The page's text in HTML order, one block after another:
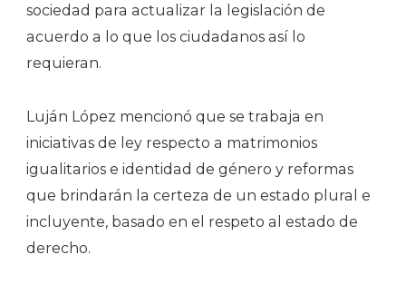
sociedad para actualizar la legislación de
acuerdo a lo que los ciudadanos así lo
requieran.
Luján López mencionó que se trabaja en
iniciativas de ley respecto a matrimonios
igualitarios e identidad de género y reformas
que brindarán la certeza de un estado plural e
incluyente, basado en el respeto al estado de
derecho.